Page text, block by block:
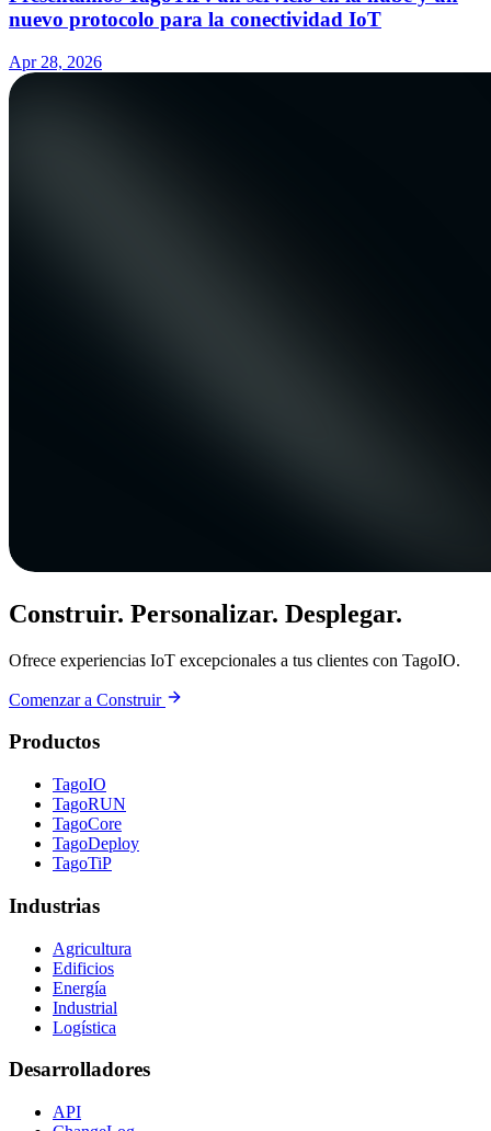
nuevo protocolo para la conectividad IoT
Apr 28, 2026
Construir. Personalizar. Desplegar.
Ofrece experiencias IoT excepcionales a tus clientes con TagoIO.
Comenzar a Construir
Productos
TagoIO
TagoRUN
TagoCore
TagoDeploy
TagoTiP
Industrias
Agricultura
Edificios
Energía
Industrial
Logística
Desarrolladores
API